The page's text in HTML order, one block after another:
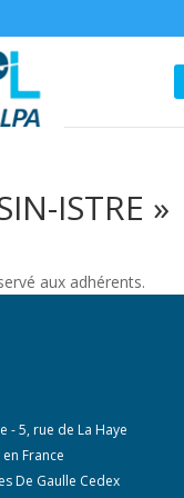
ISTRE »
aux adhérents.
- 5, rue de La Haye
France
De Gaulle Cedex